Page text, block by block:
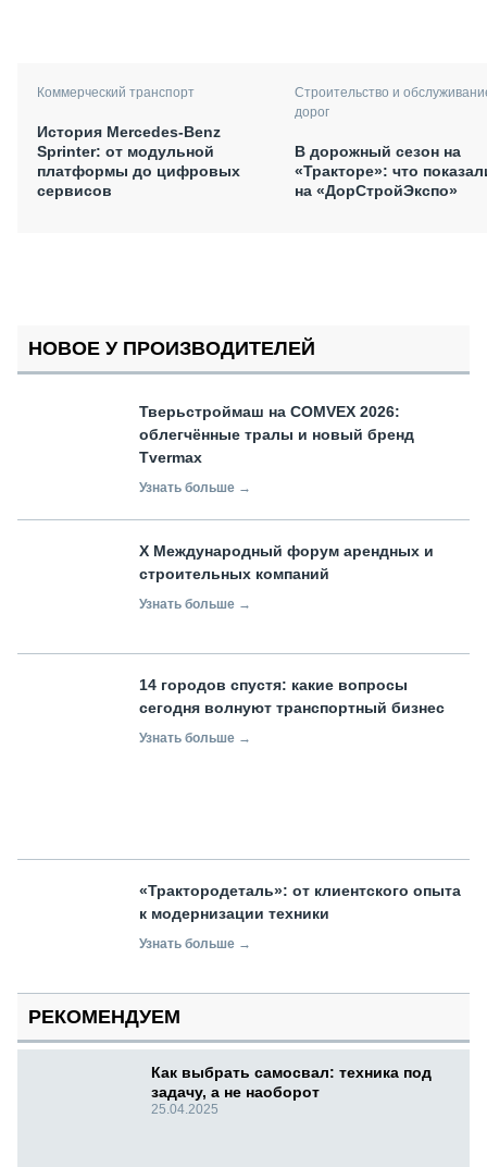
Коммерческий транспорт
История Mercedes-Benz
Sprinter: от модульной
платформы до цифровых
сервисов
Строительство и
дорог
В дорожный сезон на
«Тракторе»: что
на «ДорСтройЭкспо»
НОВОЕ У ПРОИЗВОДИТЕЛЕЙ
Тверьстроймаш на COMVEX 2026:
облегчённые тралы и новый бренд
Tvermax
Узнать больше →
X Международный форум арендных и
строительных компаний
Узнать больше →
14 городов спустя: какие вопросы
сегодня волнуют транспортный бизнес
Узнать больше →
«Трактородеталь»: от клиентского опыта
к модернизации техники
Узнать больше →
РЕКОМЕНДУЕМ
Как выбрать самосвал: техника под
задачу, а не наоборот
25.04.2025